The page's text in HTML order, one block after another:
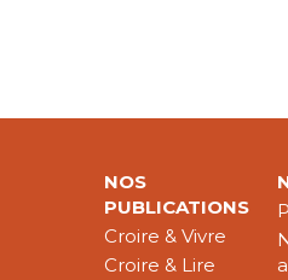
NOS
PUBLICATIONS
Croire & Vivre
Croire & Lire